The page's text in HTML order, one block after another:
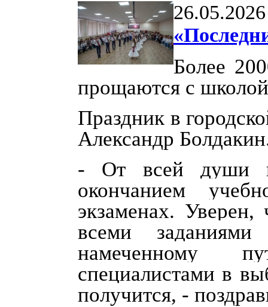
26.05.2026
Более
прощаются с
Праздник в
Александр
- От всей души
окончанием
экзаменах. Уверен,
всеми
намеченному
специалистами в
получится, -